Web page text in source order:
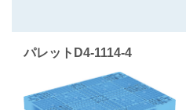
パレットD4-1114-4